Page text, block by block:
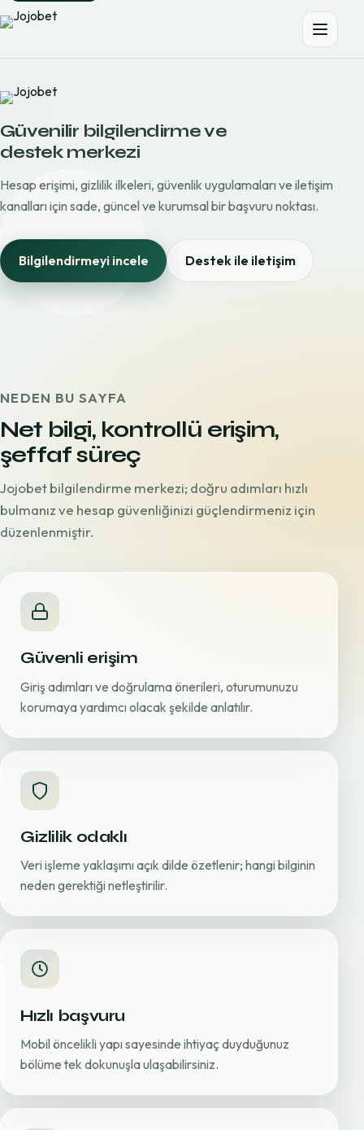
Güvenilir bilgilendirme ve
destek merkezi
Hesap erişimi, gizlilik ilkeleri, güvenlik uygulamaları ve iletişim
kanalları için sade, güncel ve kurumsal bir başvuru noktası.
Bilgilendirmeyi incele Destek ile iletişim
NEDEN BU SAYFA
Net bilgi, kontrollü erişim,
şeffaf süreç
Jojobet bilgilendirme merkezi; doğru adımları hızlı
bulmanız ve hesap güvenliğinizi güçlendirmeniz için
düzenlenmiştir.
Güvenli erişim
Giriş adımları ve doğrulama önerileri, oturumunuzu
korumaya yardımcı olacak şekilde anlatılır.
Gizlilik odaklı
Veri işleme yaklaşımı açık dilde özetlenir; hangi bilginin
neden gerektiği netleştirilir.
Hızlı başvuru
Mobil öncelikli yapı sayesinde ihtiyaç duyduğunuz
bölüme tek dokunuşla ulaşabilirsiniz.